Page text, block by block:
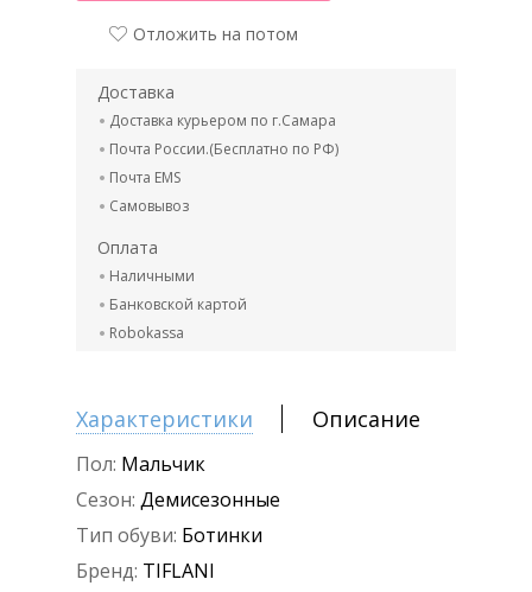
Отложить на потом
Доставка
Доставка курьером по г.Самара
Почта России.(Бесплатно по РФ)
Почта EMS
Самовывоз
Оплата
Наличными
Банковской картой
Robokassa
Характеристики Описание
Пол: Мальчик
Сезон: Демисезонные
Тип обуви: Ботинки
Бренд: TIFLANI